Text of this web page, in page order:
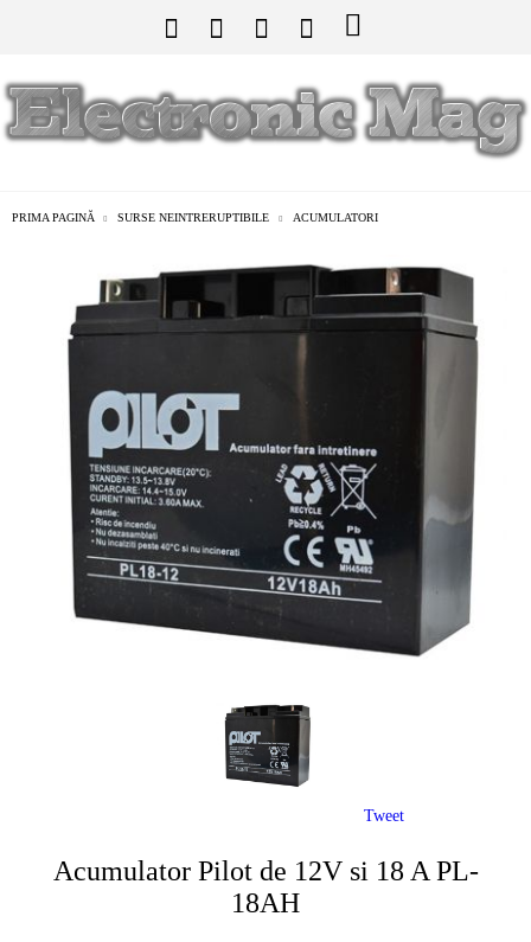
PRIMA PAGINĂ SURSE NEINTRERUPTIBILE ACUMULATORI
Acumulator Pilot de 12V si 18 A PL-
18AH
Tweet